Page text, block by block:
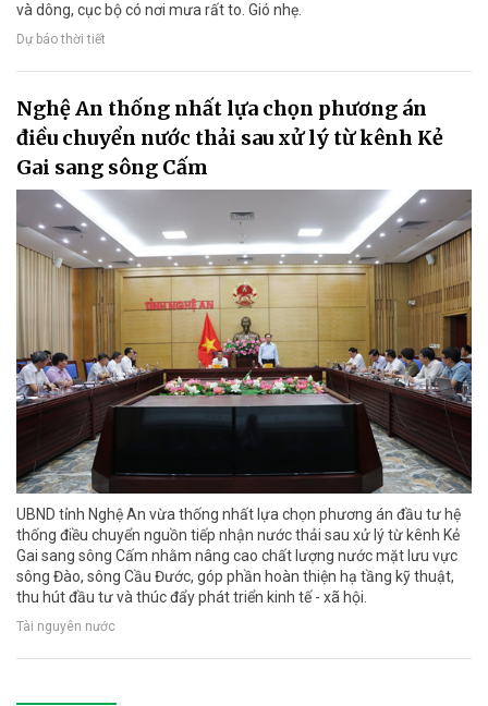
và dông, cục bộ có nơi mưa rất to. Gió nhẹ.
Dự báo thời tiết
Nghệ An thống nhất lựa chọn phương án
điều chuyển nước thải sau xử lý từ kênh Kẻ
Gai sang sông Cấm
UBND tỉnh Nghệ An vừa thống nhất lựa chọn phương án đầu tư hệ
thống điều chuyển nguồn tiếp nhận nước thải sau xử lý từ kênh Kẻ
Gai sang sông Cấm nhằm nâng cao chất lượng nước mặt lưu vực
sông Đào, sông Cầu Đước, góp phần hoàn thiện hạ tầng kỹ thuật,
thu hút đầu tư và thúc đẩy phát triển kinh tế - xã hội.
Tài nguyên nước